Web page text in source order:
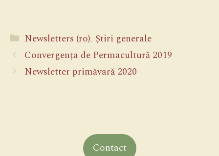
Categorii
Newsletters (ro), Știri generale
Convergența de Permacultură 2019
Newsletter primăvară 2020
Contact